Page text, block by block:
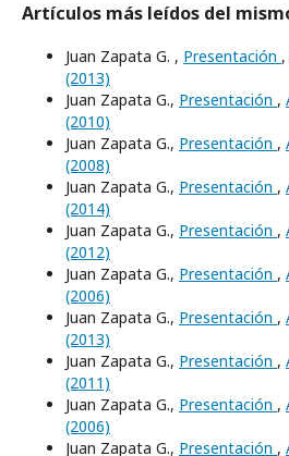
Artículos más leídos del
Juan Zapata G. , Presentación ,
(2013)
Juan Zapata G., Presentación ,
(2010)
Juan Zapata G., Presentación ,
(2008)
Juan Zapata G., Presentación ,
(2014)
Juan Zapata G., Presentación ,
(2012)
Juan Zapata G., Presentación ,
(2006)
Juan Zapata G., Presentación ,
(2013)
Juan Zapata G., Presentación ,
(2011)
Juan Zapata G., Presentación ,
(2006)
Juan Zapata G., Presentación ,